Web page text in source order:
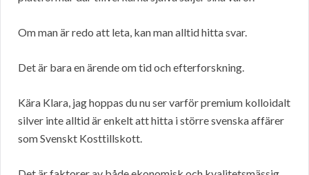
Om man är redo att leta, kan man alltid hitta svar.
Det är bara en ärende om tid och efterforskning.
Kära Klara, jag hoppas du nu ser varför premium kolloidalt
silver inte alltid är enkelt att hitta i större svenska affärer
som Svenskt Kosttillskott.